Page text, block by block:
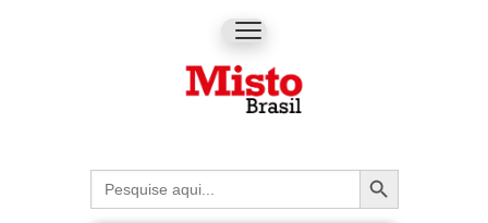
Procurar: Botão de pesquisa